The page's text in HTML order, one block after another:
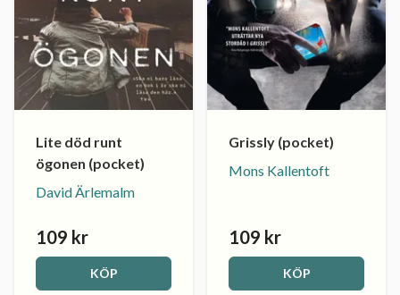
Lite död runt
ögonen (pocket)
David Ärlemalm
109 kr
KÖP
Grissly (pocket)
Mons Kallentoft
109 kr
KÖP